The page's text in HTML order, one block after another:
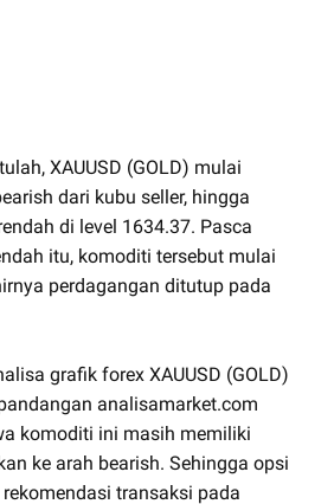
XAUUSD (GOLD) mulai
dari kubu seller, hingga
di level 1634.37. Pasca
itu, komoditi tersebut mulai
perdagangan ditutup pada
grafik forex XAUUSD (GOLD)
analisamarket.com
komoditi ini masih memiliki
ke arah bearish. Sehingga opsi
transaksi pada